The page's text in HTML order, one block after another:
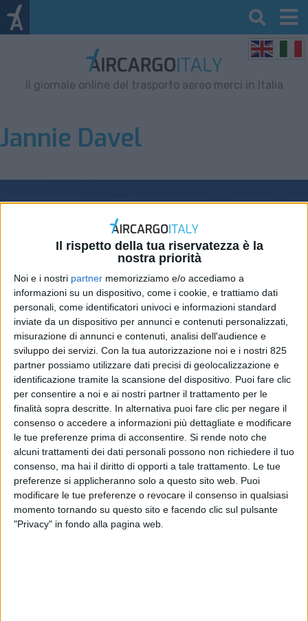
Il rispetto della tua riservatezza è la
nostra priorità
Noi e i nostri partner memorizziamo e/o accediamo a
informazioni su un dispositivo, come i cookie, e trattiamo dati
personali, come identificatori univoci e informazioni standard
inviate da un dispositivo per annunci e contenuti personalizzati,
misurazione di annunci e contenuti, analisi dell'audience e
sviluppo dei servizi. Con la tua autorizzazione noi e i nostri 825
partner possiamo utilizzare dati precisi di geolocalizzazione e
identificazione tramite la scansione del dispositivo. Puoi fare clic
per consentire a noi e ai nostri partner il trattamento per le
finalità sopra descritte. In alternativa puoi fare clic per negare il
consenso o accedere a informazioni più dettagliate e modificare
le tue preferenze prima di acconsentire. Si rende noto che
alcuni trattamenti dei dati personali possono non richiedere il tuo
consenso, ma hai il diritto di opporti a tale trattamento. Le tue
preferenze si applicheranno solo a questo sito web. Puoi
modificare le tue preferenze o revocare il consenso in qualsiasi
momento tornando su questo sito e facendo clic sul pulsante
"Privacy" in fondo alla pagina web.
Il giornale online del trasporto aereo merci in Italia
Jannie Davel
Msc Air Cargo interrompe il
suo rapporto con Ecs Group
come Gsa
ITALIA 20 FEBBRAIO 2024